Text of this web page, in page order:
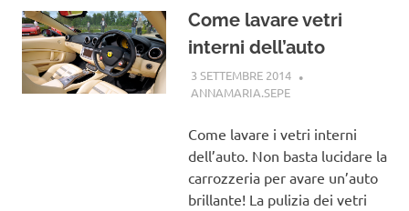
Come lavare vetri
interni dell’auto
3 SETTEMBRE 2014
ANNAMARIA.SEPEGUIDE
Come lavare i vetri interni
dell’auto. Non basta lucidare la
carrozzeria per avare un’auto
brillante! La pulizia dei vetri